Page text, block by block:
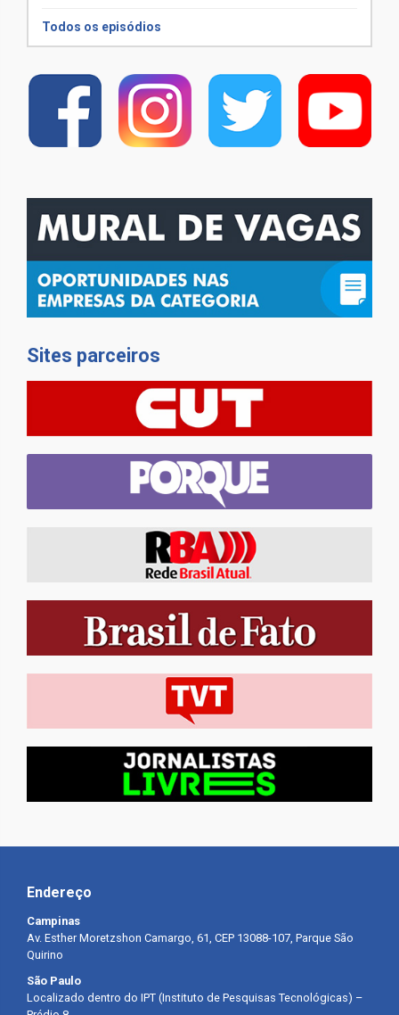
Todos os episódios
Sites parceiros
Endereço
Campinas
Av. Esther Moretzshon Camargo, 61, CEP 13088-107, Parque São
Quirino
São Paulo
Localizado dentro do IPT (Instituto de Pesquisas Tecnológicas) –